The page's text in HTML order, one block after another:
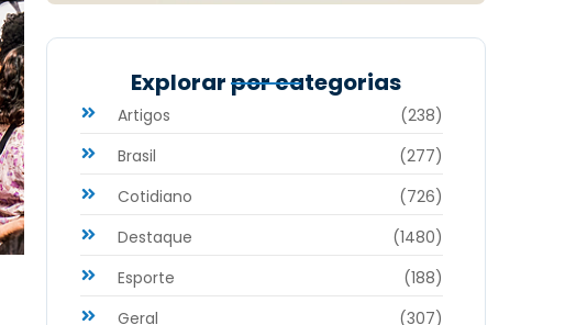
Explorar por categorias
Artigos
(238)
Brasil
(277)
Cotidiano
(726)
Destaque
(1480)
Esporte
(188)
Geral
(307)